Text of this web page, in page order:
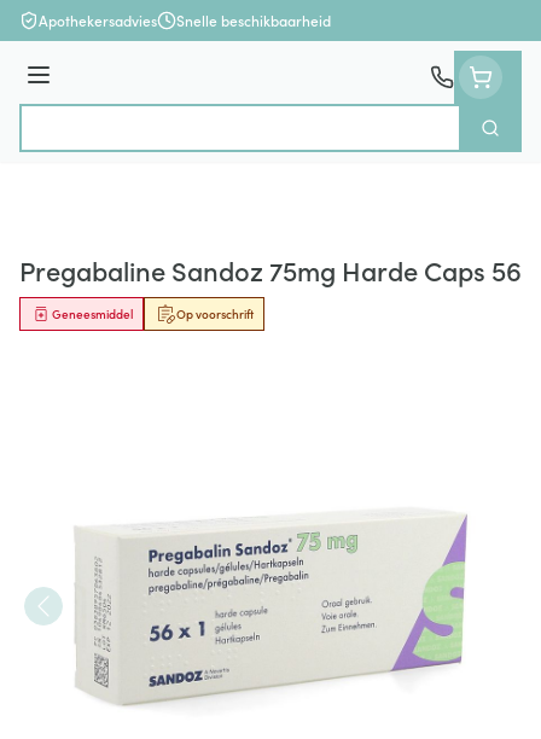
Ga naar de inhoud
Apothekersadvies Snelle beschikbaarheid
Menu
Zoek
Pregabaline Sandoz 75mg Harde Caps 56
Op voorschrift
Geneesmiddel